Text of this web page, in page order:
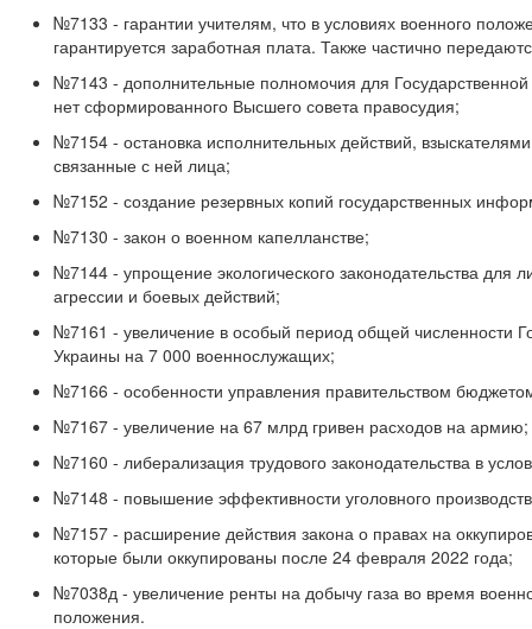
№7133 - гарантии учителям, что в условиях военного
гарантируется заработная плата. Также частично
№7143 - дополнительные полномочия для
нет сформированного Высшего совета правосудия;
№7154 - остановка исполнительных действий,
связанные с ней лица;
№7152 - создание резервных копий государственных
№7130 - закон о военном капелланстве;
№7144 - упрощение экологического законодательства для
агрессии и боевых действий;
№7161 - увеличение в особый период общей численности
Украины на 7 000 военнослужащих;
№7166 - особенности управления правительством
№7167 - увеличение на 67 млрд гривен расходов на армию;
№7160 - либерализация трудового законодательства в
№7148 - повышение эффективности уголовного
№7157 - расширение действия закона о правах на
которые были оккупированы после 24 февраля 2022 года;
№7038д - увеличение ренты на добычу газа во время
положения.